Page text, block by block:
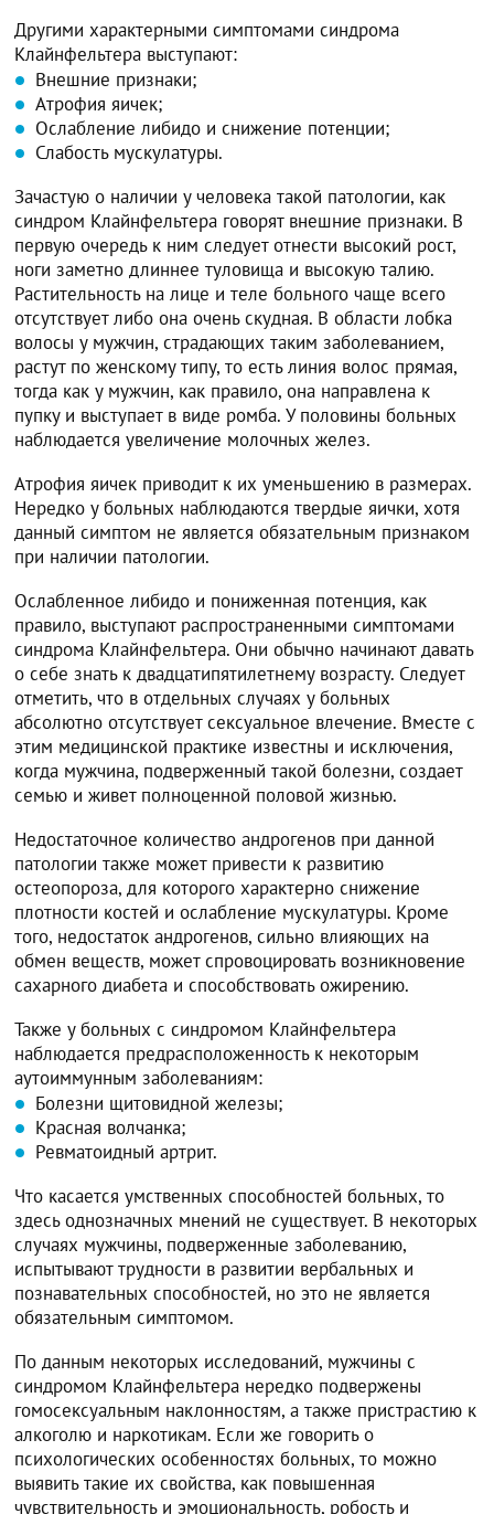
Другими характерными симптомами синдрома
Клайнфельтера выступают:
Внешние признаки;
Атрофия яичек;
Ослабление либидо и снижение потенции;
Слабость мускулатуры.
Зачастую о наличии у человека такой патологии, как
синдром Клайнфельтера говорят внешние признаки. В
первую очередь к ним следует отнести высокий рост,
ноги заметно длиннее туловища и высокую талию.
Растительность на лице и теле больного чаще всего
отсутствует либо она очень скудная. В области лобка
волосы у мужчин, страдающих таким заболеванием,
растут по женскому типу, то есть линия волос прямая,
тогда как у мужчин, как правило, она направлена к
пупку и выступает в виде ромба. У половины больных
наблюдается увеличение молочных желез.
Атрофия яичек приводит к их уменьшению в размерах.
Нередко у больных наблюдаются твердые яички, хотя
данный симптом не является обязательным признаком
при наличии патологии.
Ослабленное либидо и пониженная потенция, как
правило, выступают распространенными симптомами
синдрома Клайнфельтера. Они обычно начинают давать
о себе знать к двадцатипятилетнему возрасту. Следует
отметить, что в отдельных случаях у больных
абсолютно отсутствует сексуальное влечение. Вместе с
этим медицинской практике известны и исключения,
когда мужчина, подверженный такой болезни, создает
семью и живет полноценной половой жизнью.
Недостаточное количество андрогенов при данной
патологии также может привести к развитию
остеопороза, для которого характерно снижение
плотности костей и ослабление мускулатуры. Кроме
того, недостаток андрогенов, сильно влияющих на
обмен веществ, может спровоцировать возникновение
сахарного диабета и способствовать ожирению.
Также у больных с синдромом Клайнфельтера
наблюдается предрасположенность к некоторым
аутоиммунным заболеваниям:
Болезни щитовидной железы;
Красная волчанка;
Ревматоидный артрит.
Что касается умственных способностей больных, то
здесь однозначных мнений не существует. В некоторых
случаях мужчины, подверженные заболеванию,
испытывают трудности в развитии вербальных и
познавательных способностей, но это не является
обязательным симптомом.
По данным некоторых исследований, мужчины с
синдромом Клайнфельтера нередко подвержены
гомосексуальным наклонностям, а также пристрастию к
алкоголю и наркотикам. Если же говорить о
психологических особенностях больных, то можно
выявить такие их свойства, как повышенная
чувствительность и эмоциональность, робость и